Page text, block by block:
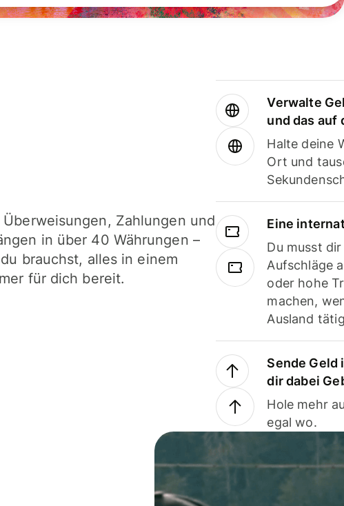
Zahlungen und
in über 40 Währungen –
brauchst, alles in einem
für dich bereit.
Verwalte
und das auf
Halte deine
Ort und
Eine
Du musst
Aufschläge
oder hohe
machen,
Ausland
Sende Geld
dir dabei
Hole mehr
egal wo.